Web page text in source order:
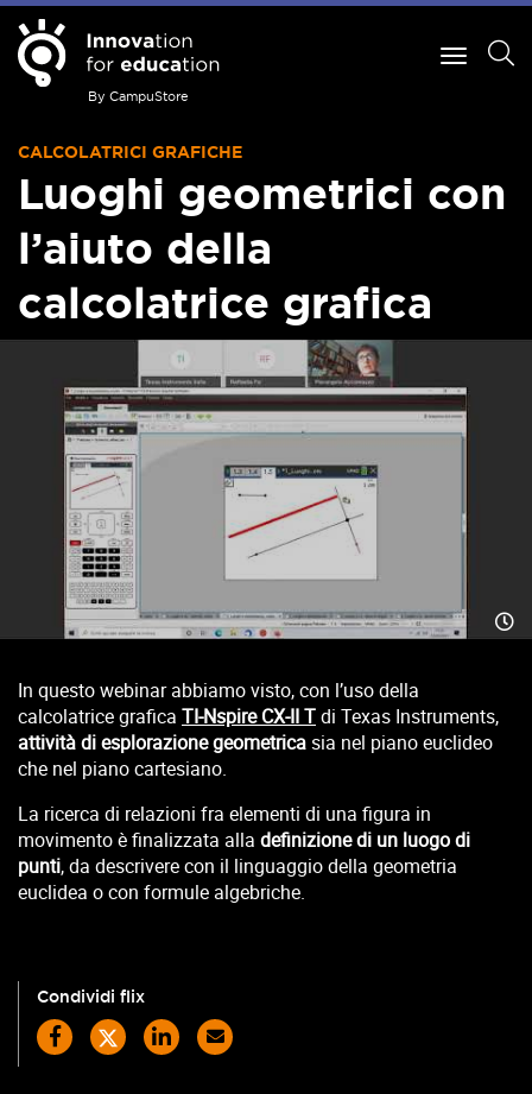
By CampuStore
CALCOLATRICI GRAFICHE
Luoghi geometrici con
l’aiuto della
calcolatrice grafica
In questo webinar abbiamo visto, con l’uso della
calcolatrice grafica TI-Nspire CX-II Tdi Texas Instruments,
attività di esplorazione geometricasia nel piano euclideo
che nel piano cartesiano.
La ricerca di relazioni fra elementi di una figura in
movimento è finalizzata alla definizione di un luogo di
punti, da descrivere con il linguaggio della geometria
euclidea o con formule algebriche.
Condividi flix